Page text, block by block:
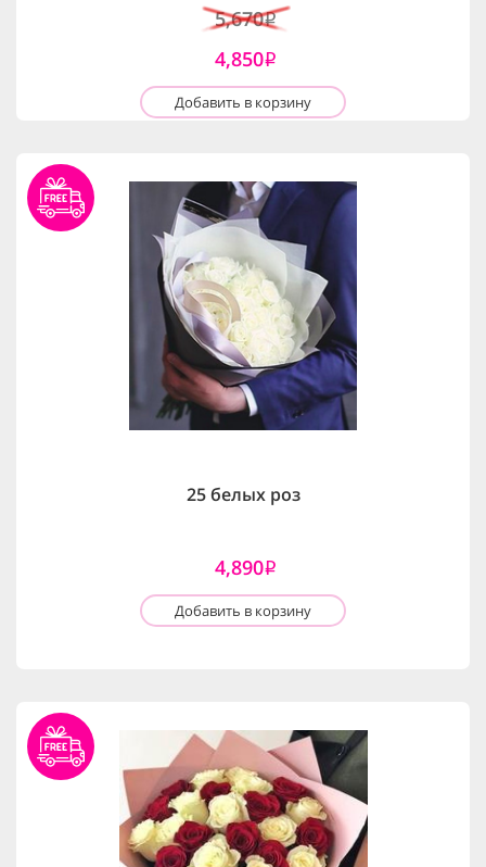
5,670i
4,850i
Добавить в корзину
25 белых роз
4,890i
Добавить в корзину